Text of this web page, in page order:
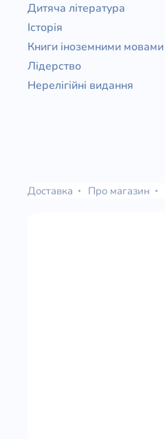
Дитяча література
Історія
Книги іноземними мовами
Лідерство
Нерелігійні видання
Доставка Про магазин